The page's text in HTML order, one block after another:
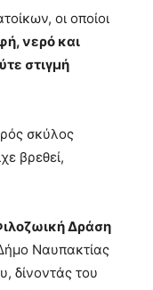
οι οποίοι
νερό και
στιγμή
σκύλος
βρεθεί,
Δράση
Ναυπακτίας
δίνοντάς του